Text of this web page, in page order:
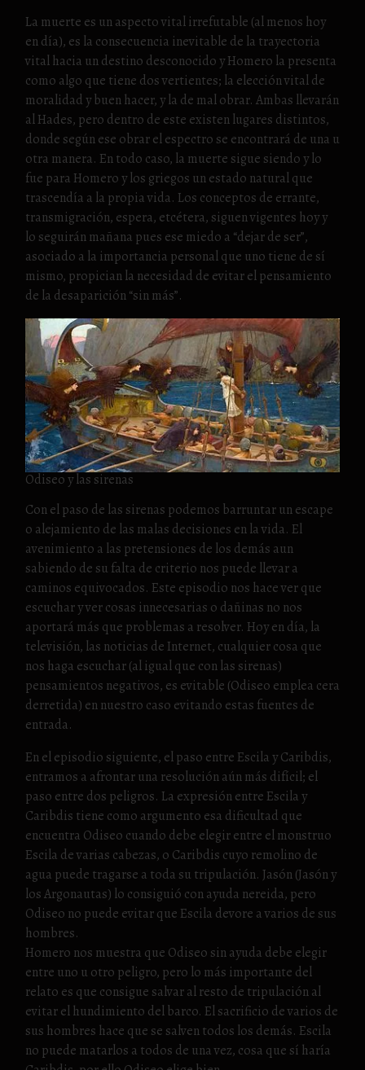
La muerte es un aspecto vital irrefutable (al menos hoy
en día), es la consecuencia inevitable de la trayectoria
vital hacia un destino desconocido y Homero la presenta
como algo que tiene dos vertientes; la elección vital de
moralidad y buen hacer, y la de mal obrar. Ambas llevarán
al Hades, pero dentro de este existen lugares distintos,
donde según ese obrar el espectro se encontrará de una u
otra manera. En todo caso, la muerte sigue siendo y lo
fue para Homero y los griegos un estado natural que
trascendía a la propia vida. Los conceptos de errante,
transmigración, espera, etcétera, siguen vigentes hoy y
lo seguirán mañana pues ese miedo a “dejar de ser”,
asociado a la importancia personal que uno tiene de sí
mismo, propician la necesidad de evitar el pensamiento
de la desaparición “sin más”.
Odiseo y las sirenas
Con el paso de las sirenas podemos barruntar un escape
o alejamiento de las malas decisiones en la vida. El
avenimiento a las pretensiones de los demás aun
sabiendo de su falta de criterio nos puede llevar a
caminos equivocados. Este episodio nos hace ver que
escuchar y ver cosas innecesarias o dañinas no nos
aportará más que problemas a resolver. Hoy en día, la
televisión, las noticias de Internet, cualquier cosa que
nos haga escuchar (al igual que con las sirenas)
pensamientos negativos, es evitable (Odiseo emplea cera
derretida) en nuestro caso evitando estas fuentes de
entrada.
En el episodio siguiente, el paso entre Escila y Caribdis,
entramos a afrontar una resolución aún más difícil; el
paso entre dos peligros. La expresión entre Escila y
Caribdis tiene como argumento esa dificultad que
encuentra Odiseo cuando debe elegir entre el monstruo
Escila de varias cabezas, o Caribdis cuyo remolino de
agua puede tragarse a toda su tripulación. Jasón (Jasón y
los Argonautas) lo consiguió con ayuda nereida, pero
Odiseo no puede evitar que Escila devore a varios de sus
hombres.
Homero nos muestra que Odiseo sin ayuda debe elegir
entre uno u otro peligro, pero lo más importante del
relato es que consigue salvar al resto de tripulación al
evitar el hundimiento del barco. El sacrificio de varios de
sus hombres hace que se salven todos los demás. Escila
no puede matarlos a todos de una vez, cosa que sí haría